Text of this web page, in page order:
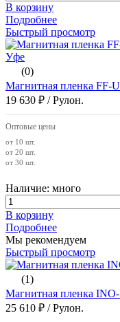
В корзину
Подробнее
Быстрый просмотр
(0)
Магнитная пленка
19 630 ₽ / Рулон.
Оптовые цены
от 10 шт.
от 20 шт.
от 30 шт.
Наличие: много
В корзину
Подробнее
Мы рекомендуем
Быстрый просмотр
(1)
Магнитная пленка
25 610 ₽ / Рулон.